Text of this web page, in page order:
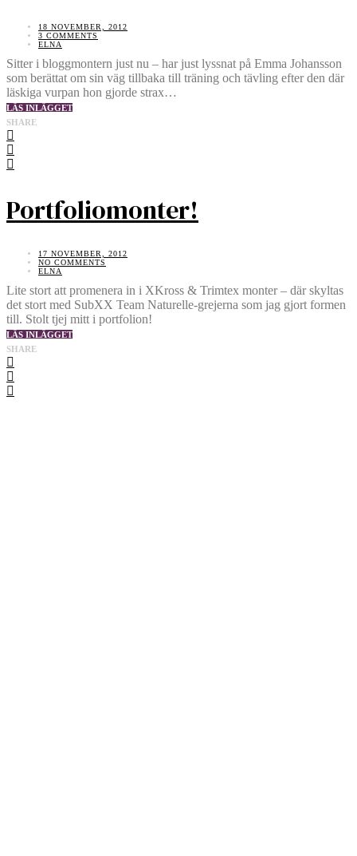
18 NOVEMBER, 2012
3 COMMENTS
ELNA
Sitter i bloggmontern just nu – har just lyssnat på Emma Johansson
som berättat om sin väg tillbaka till träning och tävling efter den där
läskiga vurpan hon gjorde strax…
LÄS INLÄGGET
SHARE
Portfoliomonter!
17 NOVEMBER, 2012
NO COMMENTS
ELNA
Lite stort att promenera in i XKross & Trimtex monter – där skyltas
det stort med SubXX Team Naturelle-grejerna som jag gjort formen
till. Stolt tjej mitt i portfolion!
LÄS INLÄGGET
SHARE